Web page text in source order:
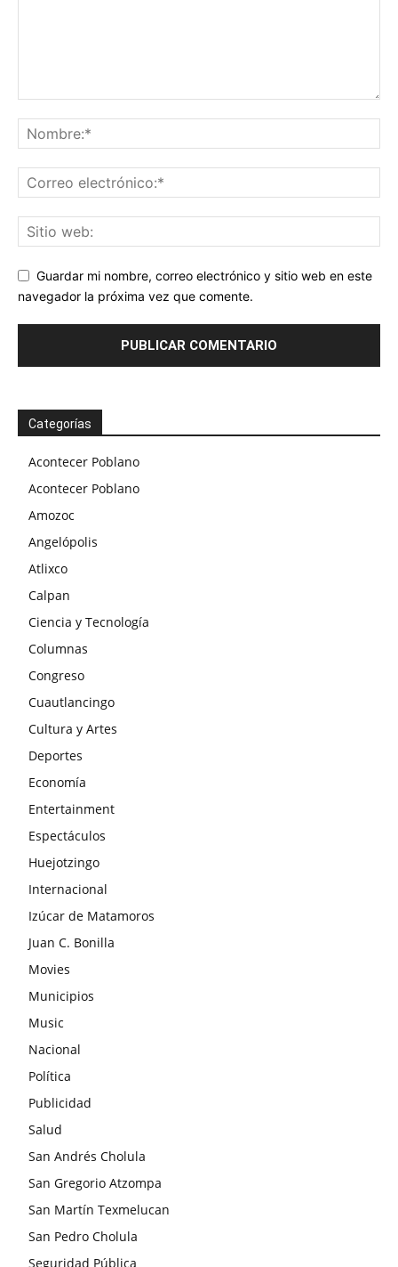
Guardar mi nombre, correo electrónico y sitio web en este
navegador la próxima vez que comente.
Categorías
Acontecer Poblano
Acontecer Poblano
Amozoc
Angelópolis
Atlixco
Calpan
Ciencia y Tecnología
Columnas
Congreso
Cuautlancingo
Cultura y Artes
Deportes
Economía
Entertainment
Espectáculos
Huejotzingo
Internacional
Izúcar de Matamoros
Juan C. Bonilla
Movies
Municipios
Music
Nacional
Política
Publicidad
Salud
San Andrés Cholula
San Gregorio Atzompa
San Martín Texmelucan
San Pedro Cholula
Seguridad Pública